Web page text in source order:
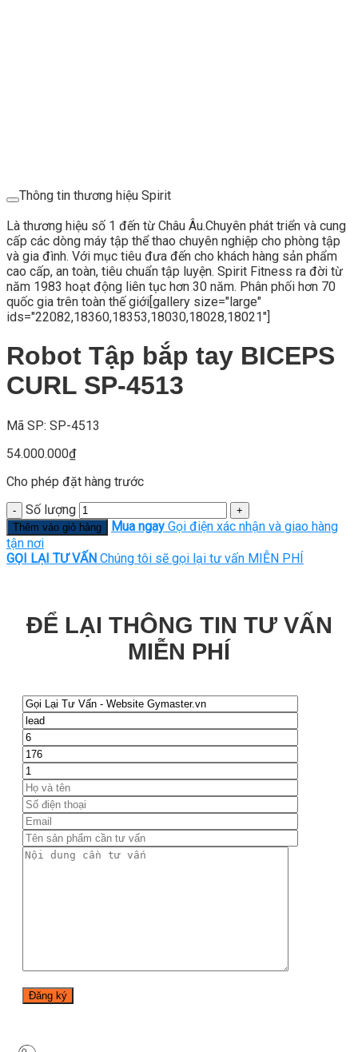
Thông tin thương hiệu Spirit
Là thương hiệu số 1 đến từ Châu Âu.Chuyên phát triển và cung
cấp các dòng máy tập thể thao chuyên nghiệp cho phòng tập
và gia đình. Với mục tiêu đưa đến cho khách hàng sản phẩm
cao cấp, an toàn, tiêu chuẩn tập luyện. Spirit Fitness ra đời từ
năm 1983 hoạt động liên tục hơn 30 năm. Phân phối hơn 70
quốc gia trên toàn thế giới[gallery size="large"
ids="22082,18360,18353,18030,18028,18021"]
Robot Tập bắp tay BICEPS
CURL SP-4513
Mã SP: SP-4513
54.000.000₫
Cho phép đặt hàng trước
Số lượng
Thêm vào giỏ hàng Mua ngay Gọi điện xác nhận và giao hàng
tận nơi
GỌI LẠI TƯ VẤN Chúng tôi sẽ gọi lại tư vấn MIỄN PHÍ
ĐỂ LẠI THÔNG TIN TƯ VẤN
MIỄN PHÍ